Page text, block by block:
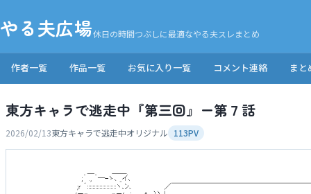
やる夫広場休日の時間つぶしに最適なやる夫スレまとめ
作者一覧 作品一覧 お気に入り一覧 コメント連絡 まと
東方キャラで逃走中『第三回』ー第７話
2026/02/13東方キャラで逃走中オリジナル 113PV